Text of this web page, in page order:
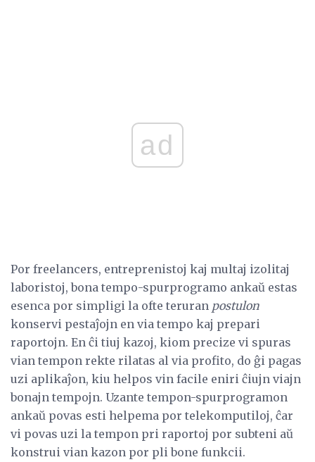
ad
Por freelancers, entreprenistoj kaj multaj izolitaj
laboristoj, bona tempo-spurprogramo ankaŭ estas
esenca por simpligi la ofte teruran postulon
konservi pestaĵojn en via tempo kaj prepari
raportojn. En ĉi tiuj kazoj, kiom precize vi spuras
vian tempon rekte rilatas al via profito, do ĝi pagas
uzi aplikaĵon, kiu helpos vin facile eniri ĉiujn viajn
bonajn tempojn. Uzante tempon-spurprogramon
ankaŭ povas esti helpema por telekomputiloj, ĉar
vi povas uzi la tempon pri raportoj por subteni aŭ
konstrui vian kazon por pli bone funkcii.